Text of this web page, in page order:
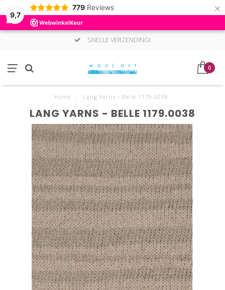
9,7
779 Reviews ×
SNELLE VERZENDING!
0
Home Lang Yarns - Belle 1179.0038
LANG YARNS - BELLE 1179.0038